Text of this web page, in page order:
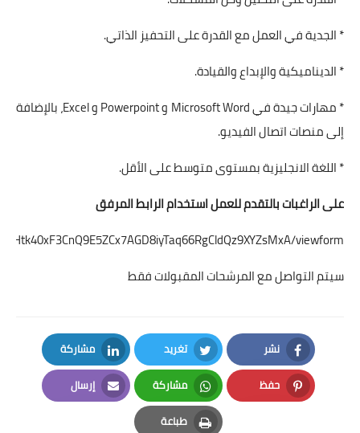
* الجدية في العمل مع القدرة على التحفيز الذاتي.
* الديناميكية والإبداع والقيادة.
* مهارات جيدة في Microsoft Word و Powerpoint و Excel، بالإضافة
إلى منصات اتصال الفيديو.
* اللغة الانجليزية بمستوى متوسط على الأقل.
على الراغبات بالتقدم للعمل استخدام الرابط المرفق
viewform
سيتم التواصل مع المرشحات المقبولات فقط
نشر
Facebook
تغريد
Twitter
مشاركة
LinkedIn
حفظ
Pinterest
مشاركة
Whatsapp
إرسال
Email
طباعة